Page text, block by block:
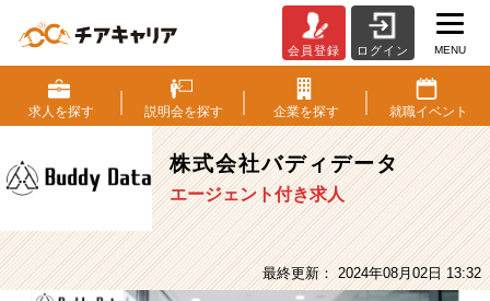
式
会
社
バ
デ
ィ
の
会員登録 ログイン MENU
求人を探す 説明会を探す 企業を探す 就職イベント
株式会社バディデータ
エージェント付き求人
最終更新： 2024年08月02日 13:32